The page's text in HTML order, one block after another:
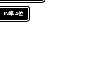
IN率:4位